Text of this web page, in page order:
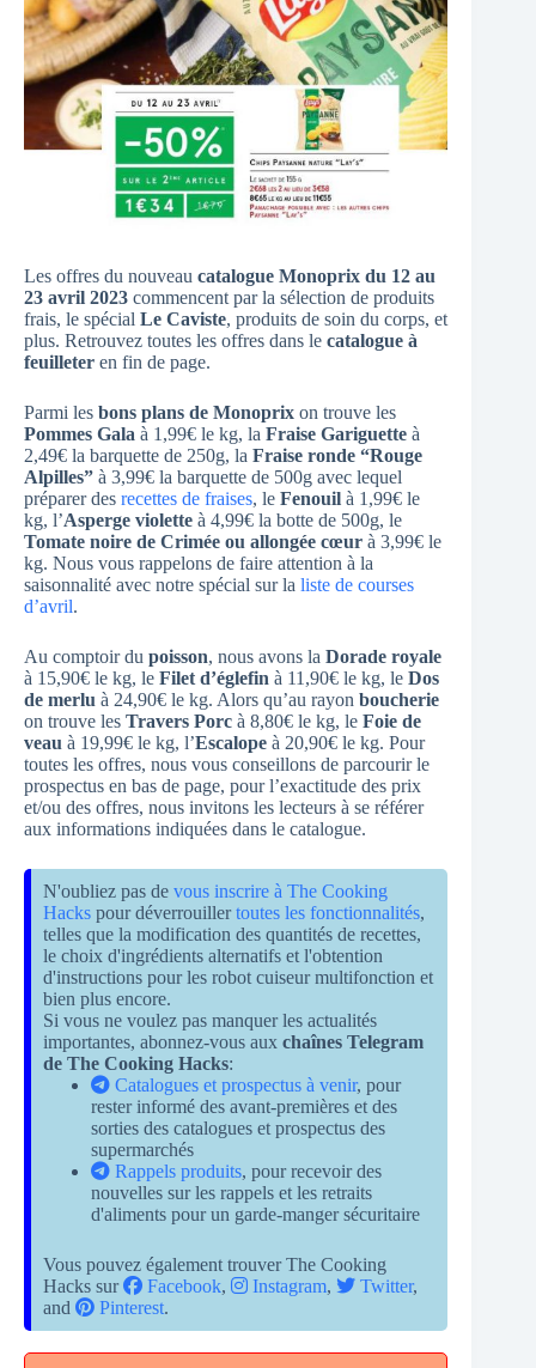
Les offres du nouveau catalogue Monoprix du 12 au
23 avril 2023 commencent par la sélection de produits
frais, le spécial Le Caviste, produits de soin du corps, et
plus. Retrouvez toutes les offres dans le catalogue à
feuilleter en fin de page.
Parmi les bons plans de Monoprix on trouve les
Pommes Gala à 1,99€ le kg, la Fraise Gariguette à
2,49€ la barquette de 250g, la Fraise ronde “Rouge
Alpilles” à 3,99€ la barquette de 500g avec lequel
préparer des recettes de fraises, le Fenouil à 1,99€ le
kg, l’Asperge violette à 4,99€ la botte de 500g, le
Tomate noire de Crimée ou allongée cœur à 3,99€ le
kg. Nous vous rappelons de faire attention à la
saisonnalité avec notre spécial sur la liste de courses
d’avril.
Au comptoir du poisson, nous avons la Dorade royale
à 15,90€ le kg, le Filet d’églefin à 11,90€ le kg, le Dos
de merlu à 24,90€ le kg. Alors qu’au rayon boucherie
on trouve les Travers Porc à 8,80€ le kg, le Foie de
veau à 19,99€ le kg, l’Escalope à 20,90€ le kg. Pour
toutes les offres, nous vous conseillons de parcourir le
prospectus en bas de page, pour l’exactitude des prix
et/ou des offres, nous invitons les lecteurs à se référer
aux informations indiquées dans le catalogue.
N'oubliez pas de vous inscrire à The Cooking
Hacks pour déverrouillertoutes les fonctionnalités,
telles que la modification des quantités de recettes,
le choix d'ingrédients alternatifs et l'obtention
d'instructions pour les robot cuiseur multifonction et
bien plus encore.
Si vous ne voulez pas manquer les actualités
importantes, abonnez-vous aux chaînes Telegram
de The Cooking Hacks:
Catalogues et prospectus à venir, pour
rester informé des avant-premières et des
sorties des catalogues et prospectus des
supermarchés
Rappels produits, pour recevoir des
nouvelles sur les rappels et les retraits
d'aliments pour un garde-manger sécuritaire
Vous pouvez également trouver The Cooking
Hacks sur
Facebook, Instagram, Twitter,
and
Pinterest.